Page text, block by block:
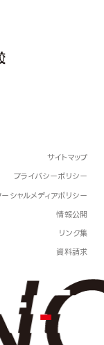
サイトマップ
プライバシーポリシー
ーシャルメディアポリシー
情報公開
リンク集
資料請求